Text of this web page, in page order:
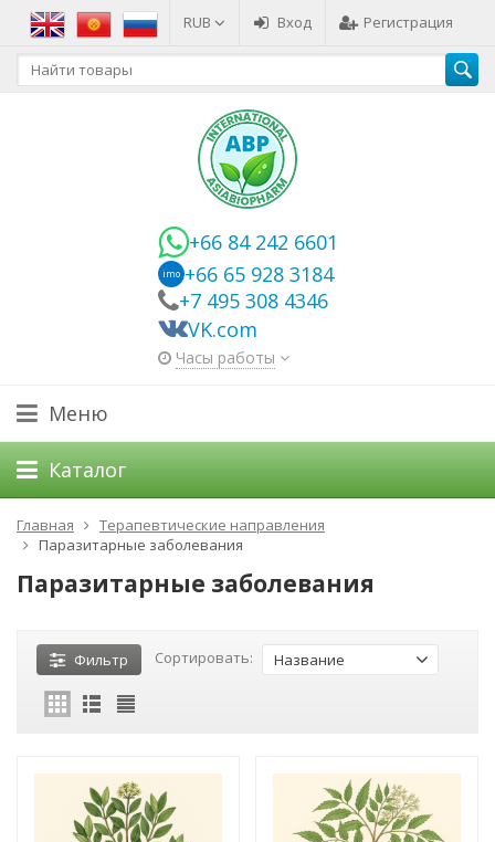
RUB Вход Регистрация
+66 84 242 6601
imo +66 65 928 3184
+7 495 308 4346
VK.com
Часы работы
Меню
Каталог
Главная
Терапевтические направления
Паразитарные заболевания
Паразитарные заболевания
Фильтр Сортировать: Название